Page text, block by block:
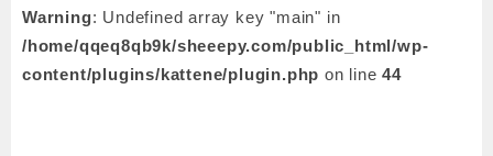
Warning: Undefined array key "main" in
/home/qqeq8qb9k/sheeepy.com/public_html/wp-
content/plugins/kattene/plugin.php on line44